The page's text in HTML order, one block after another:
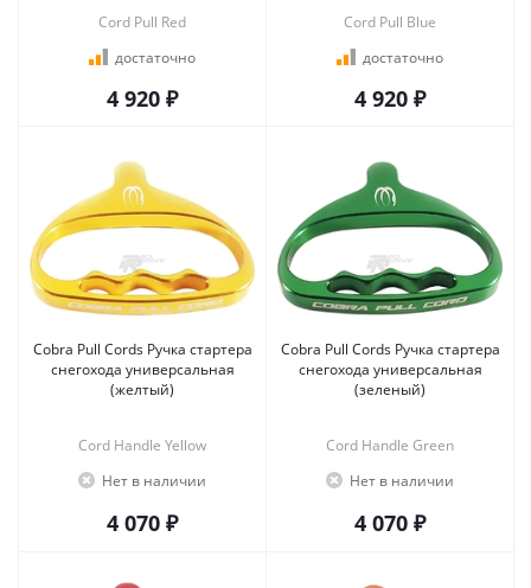
Cord Pull Red
достаточно
4 920 ₽
Cord Pull Blue
достаточно
4 920 ₽
Cobra Pull Cords Ручка стартера
снегохода универсальная
(желтый)
Cord Handle Yellow
Нет в наличии
4 070 ₽
Cobra Pull Cords Ручка стартера
снегохода универсальная
(зеленый)
Cord Handle Green
Нет в наличии
4 070 ₽